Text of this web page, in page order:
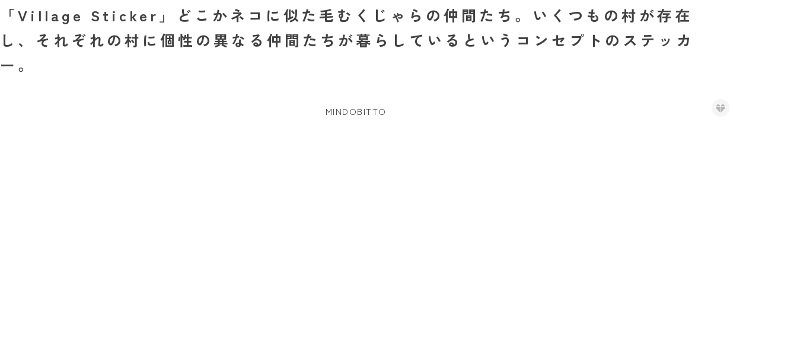
「Village Sticker」どこかネコに似た毛むくじゃらの仲間たち。いくつもの村が存在
し、それぞれの村に個性の異なる仲間たちが暮らしているというコンセプトのステッカ
ー。
MINDOBITTO